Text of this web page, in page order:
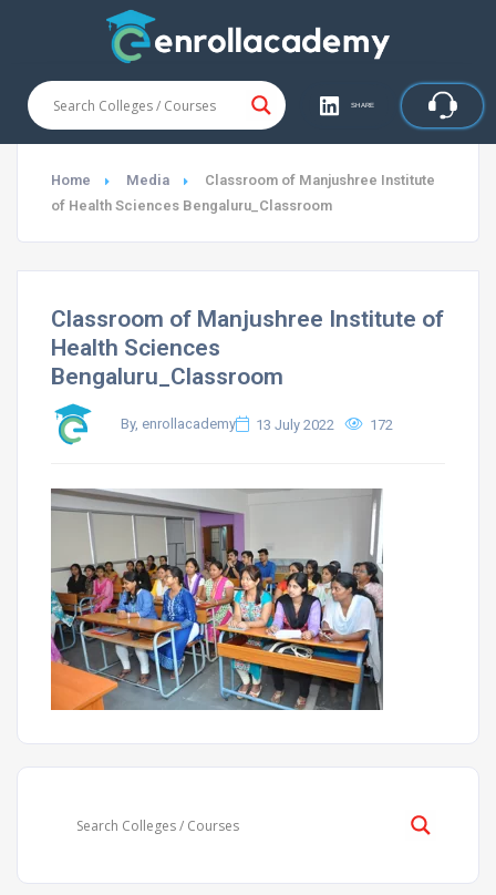
SHARE
Home Media
Classroom of Manjushree Institute
of Health Sciences Bengaluru_Classroom
Classroom of Manjushree Institute of
Health Sciences
Bengaluru_Classroom
By, enrollacademy 13 July 2022 172